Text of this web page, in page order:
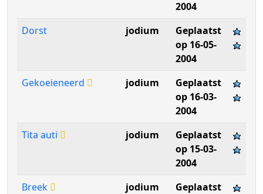
2004
Dorst
jodium
Geplaatst
op 16-05-
2004
Gekoeieneerd
jodium
Geplaatst
op 16-03-
2004
Tita auti
jodium
Geplaatst
op 15-03-
2004
Breek
jodium
Geplaatst